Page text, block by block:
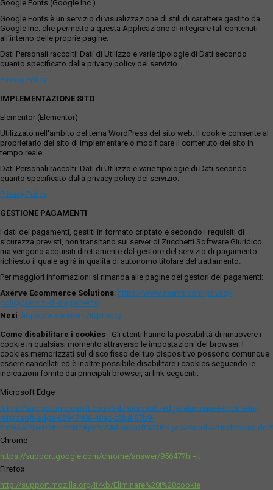
Google Fonts (Google Inc.)
Google Fonts è un servizio di visualizzazione di stili di carattere gestito da
Google Inc. che permette a questa Applicazione di integrare tali contenuti
all'interno delle proprie pagine.
Dati Personali raccolti: Dati di Utilizzo e varie tipologie di Dati secondo
quanto specificato dalla privacy policy del servizio.
Privacy Policy
IMPLEMENTAZIONE SITO
Elementor (Elementor)
Utilizzato nell'ambito del tema WordPress del sito web. Il cookie consente al
proprietario del sito di implementare o modificare il contenuto del sito in
tempo reale.
Dati Personali raccolti: Dati di Utilizzo e varie tipologie di Dati secondo
quanto specificato dalla privacy policy del servizio.
Privacy Policy
GESTIONE PAGAMENTI
I dati dei pagamenti, gestiti in formato criptato e secondo i requisiti di
sicurezza previsti, non transitano sui server di Zucchetti Software Giuridico
ma vengono acquisiti direttamente dal gestore del servizio di pagamento
richiesto il quale agirà in qualità di autonomo titolare del trattamento.
Per maggiori informazioni si rimanda alle pagine dei gestori dei pagamenti:
Axerve Ecommerce Solutions: https://www.axerve.com/privacy-
policy/servizi-di-pagamento
Nexi: https://www.nexi.it/it/privacy
Come disabilitare i cookies - Gli utenti hanno la possibilità di rimuovere i
cookie in qualsiasi momento attraverso le impostazioni del browser. I
cookies memorizzati sul disco fisso del tuo dispositivo possono comunque
essere cancellati ed è inoltre possibile disabilitare i cookies seguendo le
indicazioni fornite dai principali browser, ai link seguenti:
Microsoft Edge
https://support.microsoft.com/it-it/microsoft-edge/eliminare-i-cookie-in-
microsoft-edge-63947406-40ac-c3b8-57b9-
Chrome
https://support.google.com/chrome/answer/95647?hl=it
Firefox
http://support.mozilla.org/it/kb/Eliminare%20i%20cookie